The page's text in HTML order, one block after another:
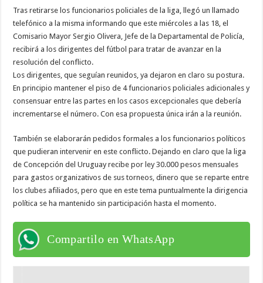
Tras retirarse los funcionarios policiales de la liga, llegó un llamado
telefónico a la misma informando que este miércoles a las 18, el
Comisario Mayor Sergio Olivera, Jefe de la Departamental de Policía,
recibirá a los dirigentes del fútbol para tratar de avanzar en la
resolución del conflicto.
Los dirigentes, que seguían reunidos, ya dejaron en claro su postura.
En principio mantener el piso de 4 funcionarios policiales adicionales y
consensuar entre las partes en los casos excepcionales que debería
incrementarse el número. Con esa propuesta única irán a la reunión.
También se elaborarán pedidos formales a los funcionarios políticos
que pudieran intervenir en este conflicto. Dejando en claro que la liga
de Concepción del Uruguay recibe por ley 30.000 pesos mensuales
para gastos organizativos de sus torneos, dinero que se reparte entre
los clubes afiliados, pero que en este tema puntualmente la dirigencia
política se ha mantenido sin participación hasta el momento.
Compartilo en WhatsApp